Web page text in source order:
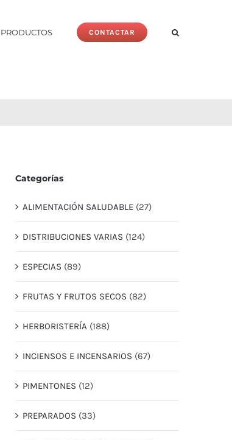
PRODUCTOS CONTACTAR
Categorías
ALIMENTACIÓN SALUDABLE (27)
DISTRIBUCIONES VARIAS (124)
ESPECIAS (89)
FRUTAS Y FRUTOS SECOS (82)
HERBORISTERÍA (188)
INCIENSOS E INCENSARIOS (67)
PIMENTONES (12)
PREPARADOS (33)